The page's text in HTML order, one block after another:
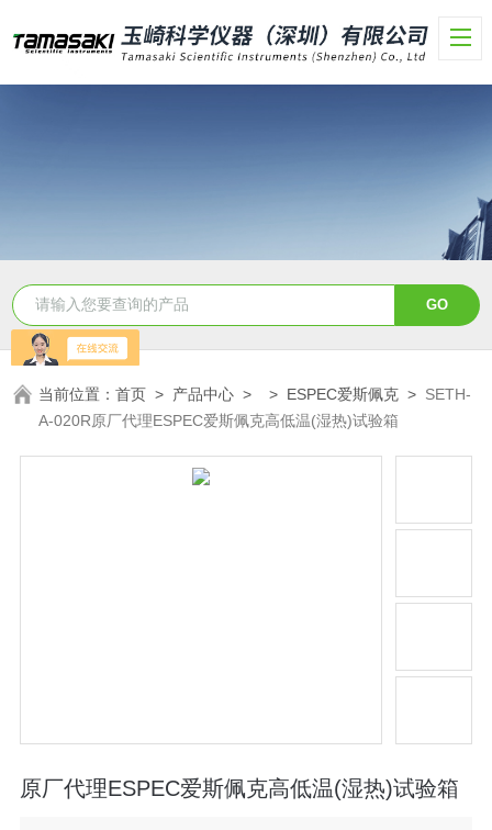
当前位置：首页 > 产品中心 > > ESPEC爱斯佩克 > SETH-
A-020R原厂代理ESPEC爱斯佩克高低温(湿热)试验箱
原厂代理ESPEC爱斯佩克高低温(湿热)试验箱